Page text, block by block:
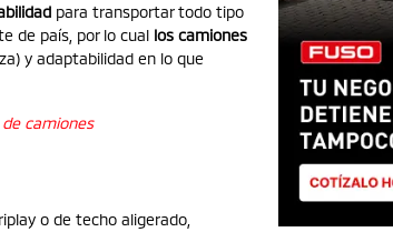
para transportar todo tipo
de país, por lo cual los camiones
y adaptabilidad en lo que
camiones
o de techo aligerado,